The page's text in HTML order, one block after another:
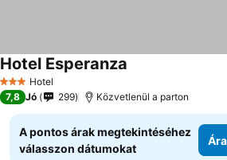
3 Kategória
Hotel
Hotel Esperanza
7,8 Jó 299 Közvetlenül a parton
A pontos árak megtekintéséhez
válasszon dátumokat